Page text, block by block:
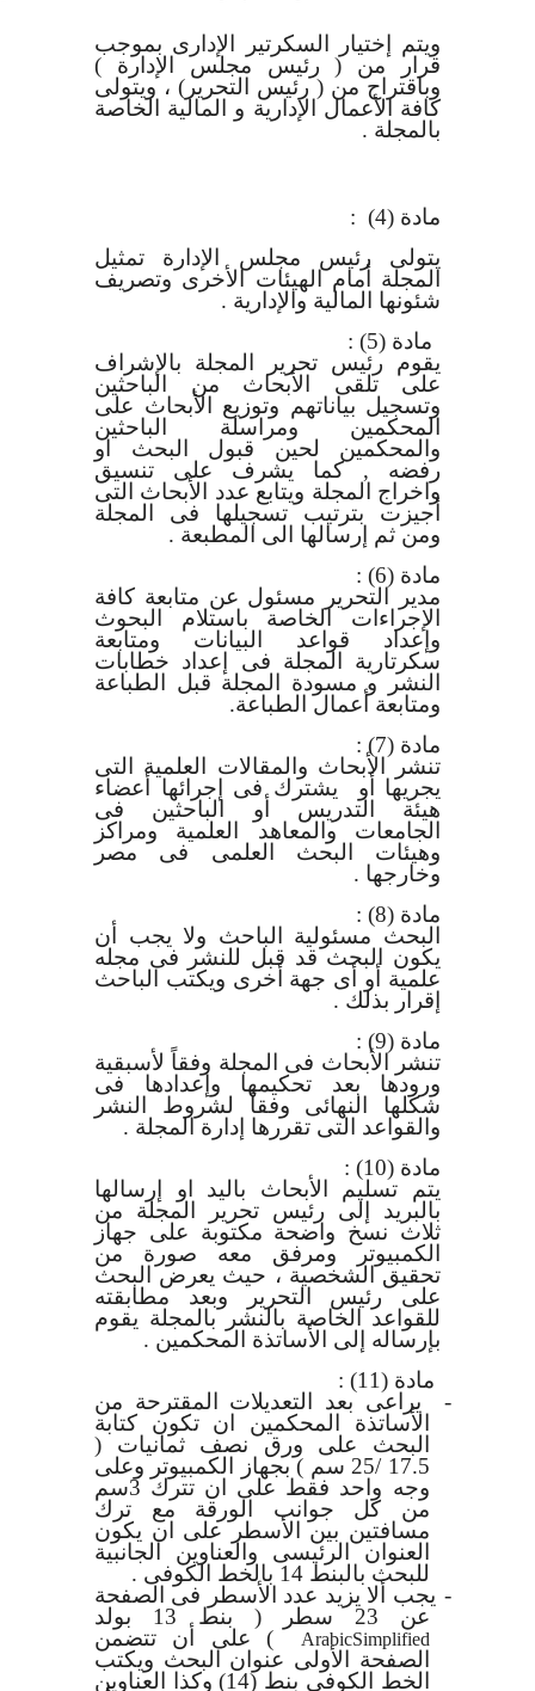
ويتم إختيار السكرتير الإدارى بموجب
قرار من ( رئيس مجلس الإدارة )
وباقتراح من ( رئيس التحرير) ، ويتولى
كافة الأعمال الإدارية و المالية الخاصة
بالمجلة .
مادة (4)
:
يتولى رئيس مجلس الإدارة تمثيل
المجلة أمام الهيئات الأخرى وتصريف
شئونها المالية والإدارية .
مادة (5)
:
يقوم رئيس تحرير المجلة بالإشراف
على تلقى الأبحاث من الباحثين
وتسجيل بياناتهم وتوزيع الأبحاث على
المحكمين ومراسلة الباحثين
والمحكمين لحين قبول البحث او
رفضه , كما يشرف على تنسيق
واخراج المجلة ويتابع عدد الأبحاث التى
أجيزت بترتيب تسجيلها فى المجلة
ومن ثم إرسالها الى المطبعة .
مادة (6)
:
مدير التحرير مسئول عن متابعة كافة
الإجراءات الخاصة باستلام البحوث
وإعداد قواعد البيانات ومتابعة
سكرتارية المجلة فى إعداد خطابات
النشر و مسودة المجلة قبل الطباعة
ومتابعة أعمال الطباعة.
مادة (7)
:
تنشر الأبحاث والمقالات العلمية التى
يجريها أو يشترك فى إجرائها أعضاء
هيئة التدريس أو الباحثين فى
الجامعات والمعاهد العلمية ومراكز
وهيئات البحث العلمى فى مصر
وخارجها .
مادة (8)
:
البحث مسئولية الباحث ولا يجب أن
يكون البحث قد قبل للنشر فى مجله
علمية أو أى جهة أخرى ويكتب الباحث
إقرار بذلك .
مادة (9)
:
تنشر الأبحاث فى المجلة وفقاً لأسبقية
ورودها بعد تحكيمها وإعدادها فى
شكلها النهائى وفقاً لشروط النشر
والقواعد التى تقررها إدارة المجلة .
مادة (10)
:
يتم تسليم الأبحاث باليد او إرسالها
بالبريد إلى رئيس تحرير المجلة من
ثلاث نسخ واضحة مكتوبة على جهاز
الكمبيوتر ومرفق معه صورة من
تحقيق الشخصية ، حيث يعرض البحث
على رئيس التحرير وبعد مطابقته
للقواعد الخاصة بالنشر بالمجلة يقوم
بإرساله إلى الأساتذة المحكمين .
مادة (11)
:
-
يراعى بعد التعديلات المقترحة من
الأساتذة المحكمين ان تكون كتابة
البحث على ورق نصف ثمانيات (
17.5 /25 سم ) بجهاز الكمبيوتر وعلى
وجه واحد فقط على ان تترك 3سم
من كل جوانب الورقة مع ترك
مسافتين بين الأسطر على ان يكون
العنوان الرئيسى والعناوين الجانبية
للبحث بالبنط 14 بالخط الكوفى .
- يجب ألا يزيد عدد الأسطر فى الصفحة
عن 23 سطر ( بنط 13 بولد
Simplified
Arabic
) على أن تتضمن
الصفحة الأولى عنوان البحث ويكتب
الخط الكوفى بنط (14) وكذا العناوين